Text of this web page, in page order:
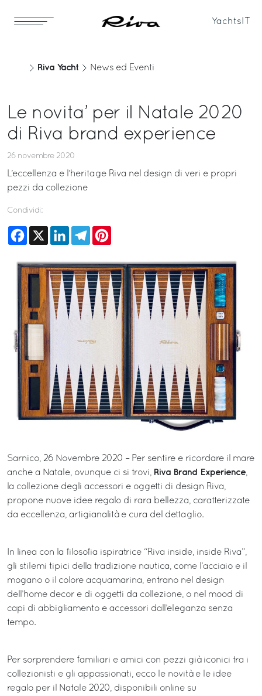
Yachts
Riva Yacht News ed Eventi
Le novita’ per il Natale 2020
di Riva brand experience
26 novembre 2020
L’eccellenza e l’heritage Riva nel design di veri e propri
pezzi da collezione
Condividi:
Facebook
X LinkedInTelegram
Sarnico, 26 Novembre 2020 – Per sentire e ricordare il mare
anche a Natale, ovunque ci si trovi,
Riva Brand Experience
la collezione degli accessori e oggetti di design Riva,
propone nuove idee regalo di rara bellezza, caratterizzate
da eccellenza, artigianalità e cura del dettaglio.
In linea con la filosofia ispiratrice “Riva inside, inside Riva”,
gli stilemi tipici della tradizione nautica, come l’acciaio e il
mogano o il colore acquamarina, entrano nel design
dell’home decor e di oggetti da collezione, o nel mood di
capi di abbigliamento e accessori dall’eleganza senza
tempo.
Per sorprendere familiari e amici con pezzi già iconici tra i
collezionisti e gli appassionati, ecco le novità e le idee
regalo per il Natale 2020, disponibili online su